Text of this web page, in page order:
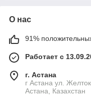
О нас
91%
Работает с
г. Астана
г Астана ул.
Астана, Казахстан